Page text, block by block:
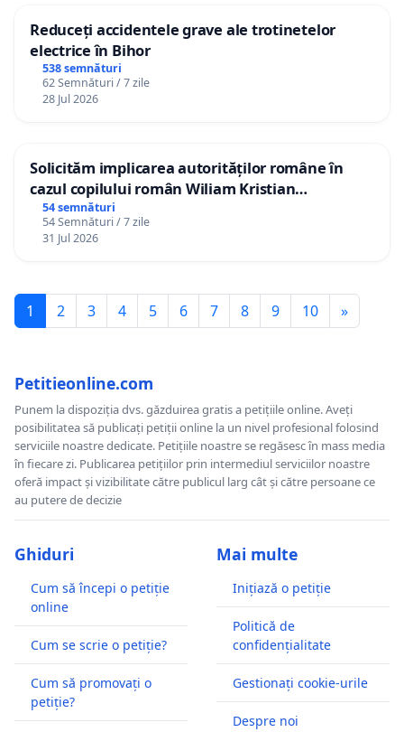
Reduceți accidentele grave ale trotinetelor
electrice în Bihor
538 semnături
62 Semnături / 7 zile
28 Jul 2026
Solicităm implicarea autorităților române în
cazul copilului român Wiliam Kristian
Gheorghe, aflat în plasament în Danemarca de
12 ani
54 semnături
54 Semnături / 7 zile
31 Jul 2026
1 2 3 4 5 6 7 8 9 10 »
Petitieonline.com
Punem la dispoziția dvs. găzduirea gratis a petițiile online. Aveți
posibilitatea să publicați petiții online la un nivel profesional folosind
serviciile noastre dedicate. Petițiile noastre se regăsesc în mass media
în fiecare zi. Publicarea petițiilor prin intermediul serviciilor noastre
oferă impact și vizibilitate către publicul larg cât și către persoane ce
au putere de decizie
Ghiduri
Cum să începi o petiție
online
Cum se scrie o petiție?
Cum să promovați o
petiție?
Mai multe
Inițiază o petiție
Politică de
confidențialitate
Gestionați cookie-urile
Despre noi